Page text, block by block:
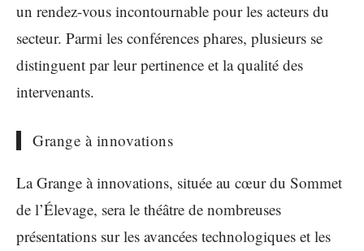
un rendez-vous incontournable pour les acteurs du
secteur. Parmi les conférences phares, plusieurs se
distinguent par leur pertinence et la qualité des
intervenants.
Grange à innovations
La Grange à innovations, située au cœur du Sommet
de l’Élevage, sera le théâtre de nombreuses
présentations sur les avancées technologiques et les